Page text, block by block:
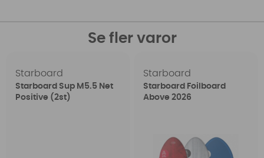
Se fler varor
Starboard
Starboard Sup M5.5 Net
Positive (2st)
Starboard
Starboard Foilboard
Above 2026